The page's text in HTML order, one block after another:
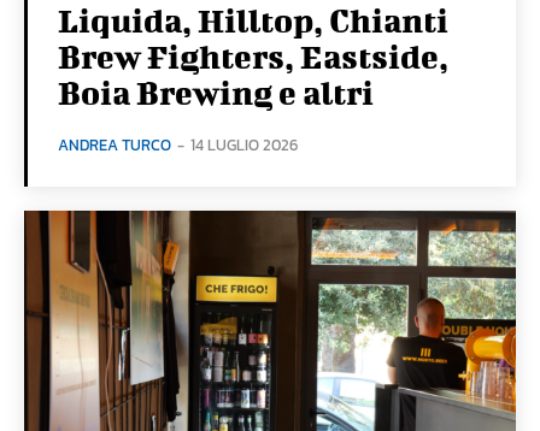
Liquida, Hilltop, Chianti
Brew Fighters, Eastside,
Boia Brewing e altri
ANDREA TURCO - 14 LUGLIO 2026